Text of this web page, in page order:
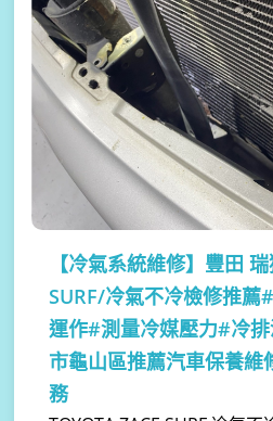
【冷氣系統維修】 豐田 瑞
SURF/冷氣不冷檢修推薦
運作#測量冷媒壓力#冷
市龜山區推薦汽車保養維
務